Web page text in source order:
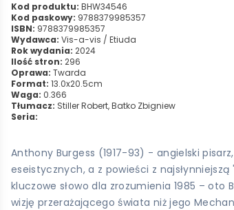
Kod produktu: BHW34546
Kod paskowy: 9788379985357
ISBN: 9788379985357
Wydawca: Vis-a-vis / Etiuda
Rok wydania: 2024
Ilość stron: 296
Oprawa: Twarda
Format: 13.0x20.5cm
Waga: 0.366
Tłumacz: Stiller Robert, Batko Zbigniew
Seria:
Anthony Burgess (1917-93) - angielski
eseistycznych, a z powieści z
kluczowe słowo dla zrozumienia 1985 –
wizję przerażającego świata niż jego